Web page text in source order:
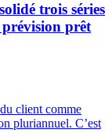
trois séries
prévision prêt
client comme
pluriannuel. C’est